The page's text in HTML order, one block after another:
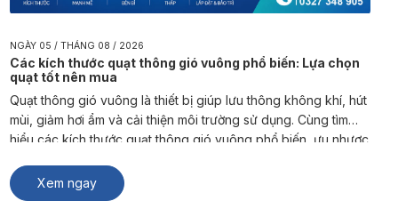
NGÀY 05 / THÁNG 08 / 2026
Các kích thước quạt thông gió vuông phổ biến: Lựa chọn
quạt tốt nên mua
Quạt thông gió vuông là thiết bị giúp lưu thông không khí, hút
mùi, giảm hơi ẩm và cải thiện môi trường sử dụng. Cùng tìm
hiểu các kích thước quạt thông gió vuông phổ biến, ưu nhược
Quạt thông gió vuông là […]
Xem ngay